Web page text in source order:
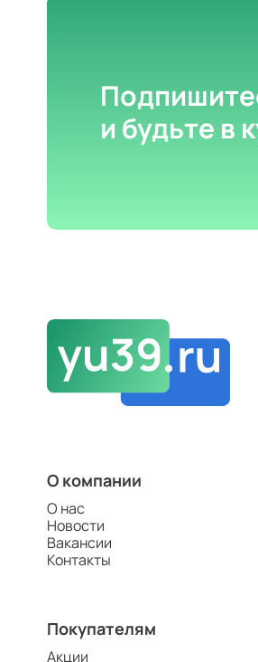
и будьте в
О компании
О нас
Новости
Вакансии
Контакты
Покупателям
Акции